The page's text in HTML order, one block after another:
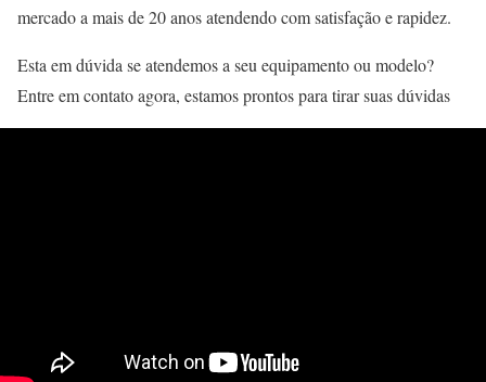
mercado a mais de 20 anos atendendo com satisfação e rapidez.
Esta em dúvida se atendemos a seu equipamento ou modelo?
Entre em contato agora, estamos prontos para tirar suas dúvidas